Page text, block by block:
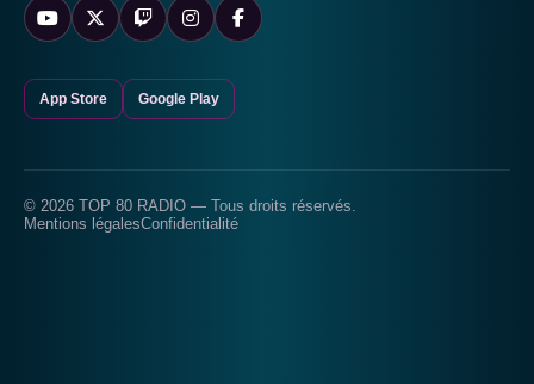
App Store Google Play
© 2026 TOP 80 RADIO — Tous droits réservés.
Mentions légalesConfidentialité